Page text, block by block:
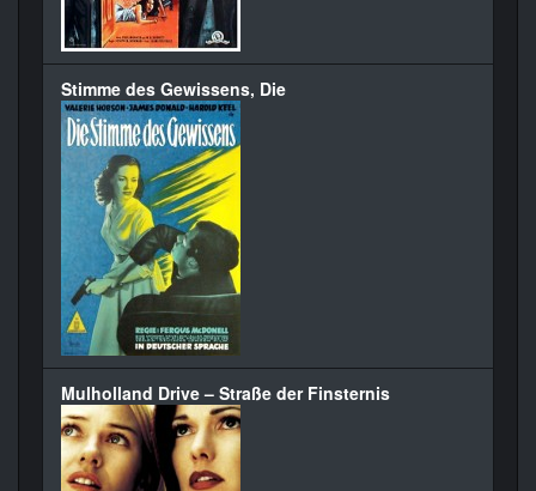
Stimme des Gewissens, Die
Mulholland Drive – Straße der Finsternis